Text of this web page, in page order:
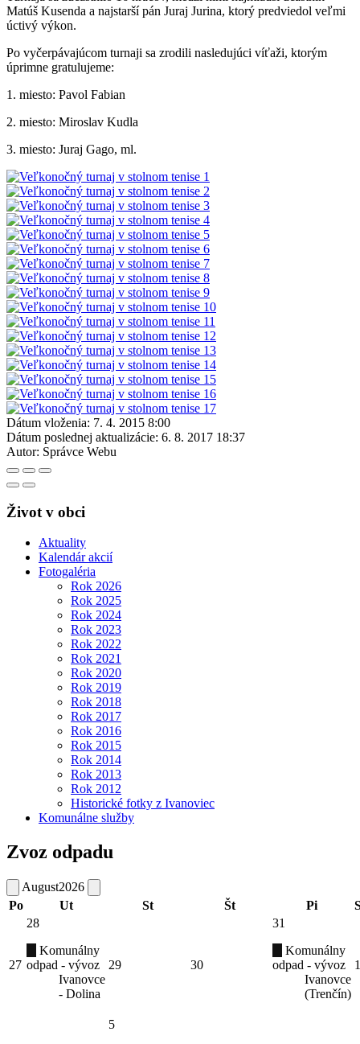
Matúš Kusenda a najstarší pán Juraj Jurina, ktorý predviedol veľmi
úctivý výkon.
Po vyčerpávajúcom turnaji sa zrodili nasledujúci víťaži, ktorým
úprimne gratulujeme:
1. miesto: Pavol Fabian
2. miesto: Miroslav Kudla
3. miesto: Juraj Gago, ml.
Dátum vloženia: 7. 4. 2015 8:00
Dátum poslednej aktualizácie: 6. 8. 2017 18:37
Autor: Správce Webu
Život v obci
Aktuality
Kalendár akcií
Fotogaléria
Rok 2026
Rok 2025
Rok 2024
Rok 2023
Rok 2022
Rok 2021
Rok 2020
Rok 2019
Rok 2018
Rok 2017
Rok 2016
Rok 2015
Rok 2014
Rok 2013
Rok 2012
Historické fotky z Ivanoviec
Komunálne služby
Zvoz odpadu
August2026
Po
Ut St Št Pi
27
28
Komunálny
odpad - vývoz
Ivanovce
- Dolina
29 30
31
Komunálny
odpad - vývoz
Ivanovce
(Trenčín)
1
5